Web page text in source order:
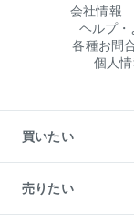
会社情報
ヘルプ
各種お問
個人
買いたい
新築・分譲マンション
中古マンションの購入
一戸建ての購入
売りたい